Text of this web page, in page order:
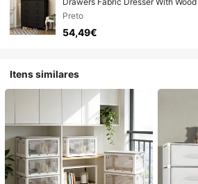
Frame
Preto
54,49€
Itens similares